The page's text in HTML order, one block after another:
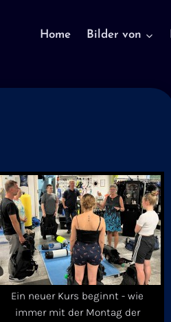
Home Bilder von
Ein neuer Kurs beginnt - wie
immer mit der Montag der